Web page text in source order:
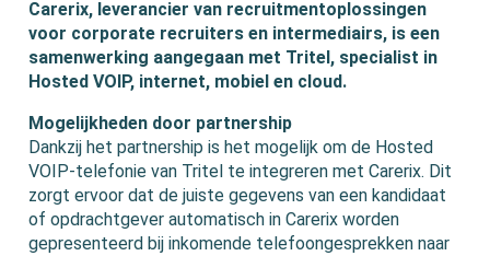
Carerix, leverancier van recruitmentoplossingen
voor corporate recruiters en intermediairs, is een
samenwerking aangegaan met Tritel, specialist in
Hosted VOIP, internet, mobiel en cloud.
Mogelijkheden door partnership
Dankzij het partnership is het mogelijk om de Hosted
VOIP-telefonie van Tritel te integreren met Carerix. Dit
zorgt ervoor dat de juiste gegevens van een kandidaat
of opdrachtgever automatisch in Carerix worden
gepresenteerd bij inkomende telefoongesprekken naar